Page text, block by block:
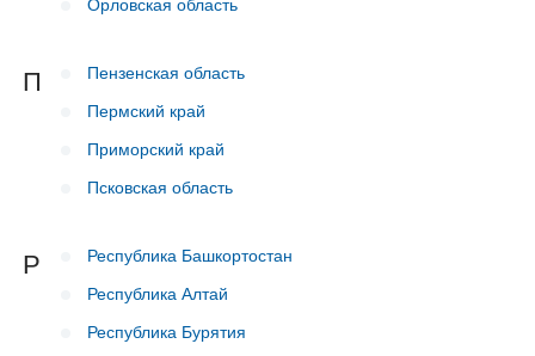
П
Пензенская область
Пермский край
Приморский край
Псковская область
Р
Республика Башкортостан
Республика Алтай
Республика Бурятия